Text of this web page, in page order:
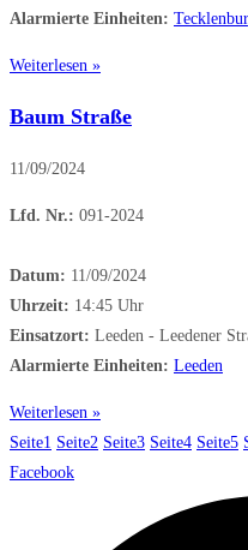
Alarmierte Einheiten:
Weiterlesen »
Baum Straße
11/09/2024
Lfd. Nr.: 091-2024
Datum: 11/09/2024
Uhrzeit: 14:45 Uhr
Einsatzort: Leeden - Leedener
Alarmierte Einheiten: Leeden
Weiterlesen »
Seite1 Seite2 Seite3 Seite4 Seite5
Facebook